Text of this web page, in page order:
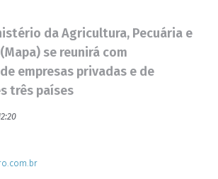
da Agricultura, Pecuária e
se reunirá com
empresas privadas e de
três países